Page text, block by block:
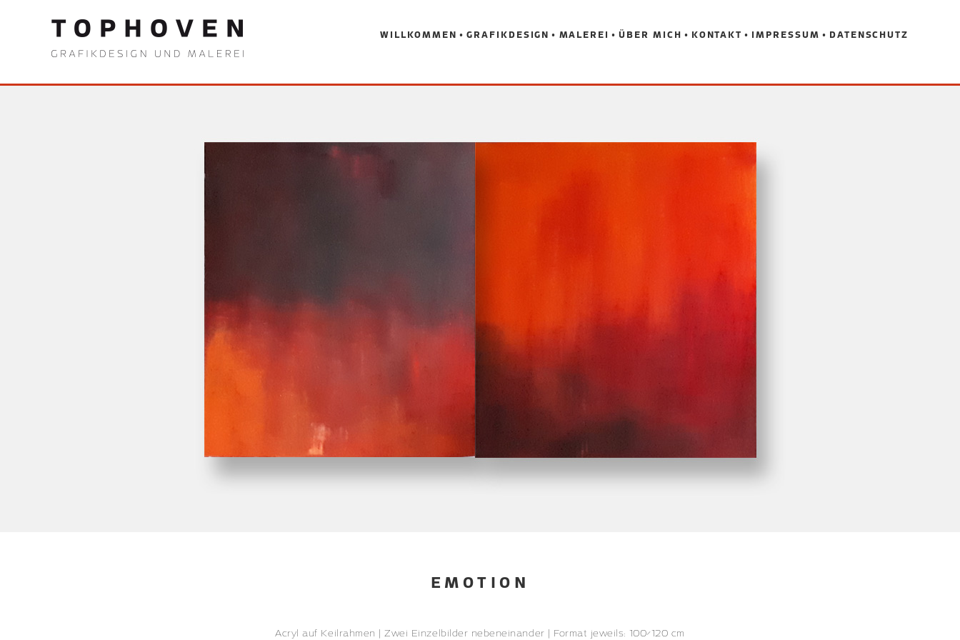
WILLKOMMEN GRAFIKDESIGN MALEREI ÜBER MICH KONTAKT IMPRESSUM DATENSCHUTZ
EMOTION
Acryl auf Keilrahmen | Zwei Einzelbilder nebeneinander | Format jeweils: 100×120 cm